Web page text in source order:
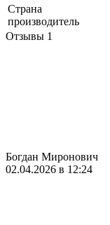
Страна
производитель
Отзывы 1
Богдан Миронович
02.04.2026 в 12:24